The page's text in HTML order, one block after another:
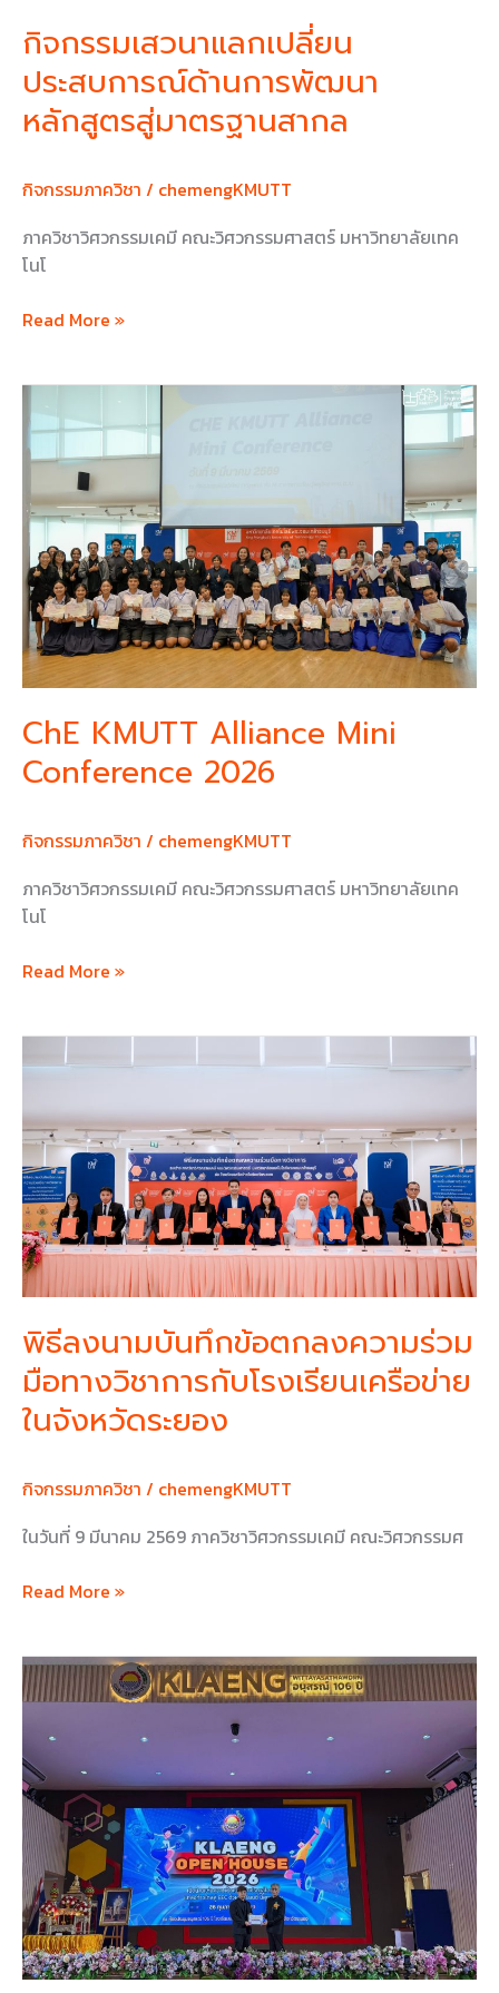
กิจกรรมเสวนาแลกเปลี่ยน
ประสบการณ์ด้านการพัฒนา
หลักสูตรสู่มาตรฐานสากล
กิจกรรมภาควิชา / chemengKMUTT
ภาควิชาวิศวกรรมเคมี คณะวิศวกรรมศาสตร์ มหาวิทยาลัยเทค
โนโ
Read More »
ChE KMUTT Alliance Mini
Conference 2026
กิจกรรมภาควิชา / chemengKMUTT
ภาควิชาวิศวกรรมเคมี คณะวิศวกรรมศาสตร์ มหาวิทยาลัยเทค
โนโ
KMUTT
Alliance
Conference
2026
Read More »
พิธีลงนามบันทึกข้อตกลงความร่วม
มือทางวิชาการกับโรงเรียนเครือข่าย
ในจังหวัดระยอง
กิจกรรมภาควิชา / chemengKMUTT
ในวันที่ 9 มีนาคม 2569 ภาควิชาวิศวกรรมเคมี คณะวิศวกรรมศ
ลง
บันทึก
ข้อ
ตกลง
ความ
ร่วม
มือ
ทาง
วิชาการ
กับ
โรงเรียน
เครือ
ข่าย
จังหวัด
ระยอง
Read More »
งาน
เปิด
แห่ง
ความ
เป็น
เลิศ
เปิด
ประตู
สู่
โลก
AI